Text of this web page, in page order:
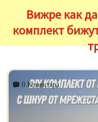
Вижре как
комплект
0 Коментара